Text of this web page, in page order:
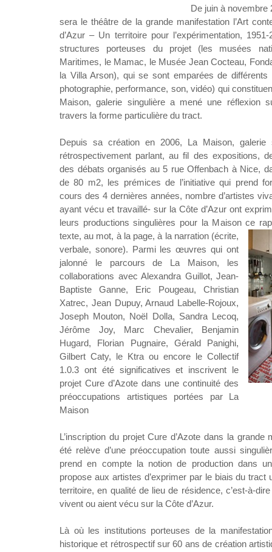
De juin à novembre
sera le théâtre de la grande manifestation l’Art
d’Azur – Un territoire pour l’expérimentation,
structures porteuses du projet (les musées
Maritimes, le Mamac, le Musée Jean Cocteau,
la Villa Arson), qui se sont emparées de différents
photographie, performance, son, vidéo) qui
Maison, galerie singulière a mené une réflexion
travers la forme particulière du tract.
Depuis sa création en 2006, La Maison, galerie
rétrospectivement parlant, au fil des expositions,
des débats organisés au 5 rue Offenbach à Nice,
de 80 m2, les prémices de l’initiative qui prend
cours des 4 dernières années, nombre d’artistes
ayant vécu et travaillé- sur la Côte d’Azur ont
leurs productions singulières pour la Maison ce
texte, au mot, à la page, à la narration (écrite,
verbale, sonore). Parmi les œuvres qui ont
jalonné le parcours de La Maison, les
collaborations avec Alexandra Guillot, Jean-
Baptiste Ganne, Eric Pougeau, Christian
Xatrec, Jean Dupuy, Arnaud Labelle-Rojoux,
Joseph Mouton, Noël Dolla, Sandra Lecoq,
Jérôme Joy, Marc Chevalier, Benjamin
Hugard, Florian Pugnaire, Gérald Panighi,
Gilbert Caty, le Ktra ou encore le Collectif
1.0.3 ont été significatives et inscrivent le
projet Cure d’Azote dans une continuité des
préoccupations artistiques portées par La
Maison
L’inscription du projet Cure d’Azote dans la grande
été relève d’une préoccupation toute aussi
prend en compte la notion de production dans
propose aux artistes d’exprimer par le biais du tract
territoire, en qualité de lieu de résidence, c’est-à-
vivent ou aient vécu sur la Côte d’Azur.
Là où les institutions porteuses de la
historique et rétrospectif sur 60 ans de création